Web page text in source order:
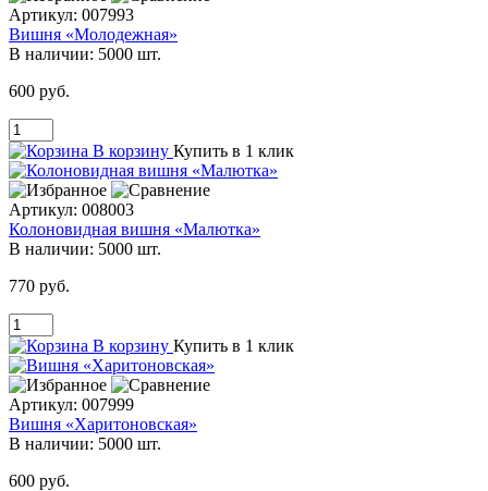
Артикул: 007993
Вишня «Молодежная»
В наличии: 5000 шт.
600 руб.
В корзину Купить в 1 клик
Артикул: 008003
Колоновидная вишня «Малютка»
В наличии: 5000 шт.
770 руб.
В корзину Купить в 1 клик
Артикул: 007999
Вишня «Харитоновская»
В наличии: 5000 шт.
600 руб.